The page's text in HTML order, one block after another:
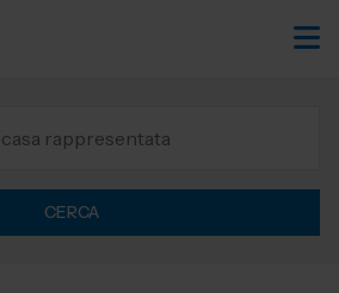
CERCA